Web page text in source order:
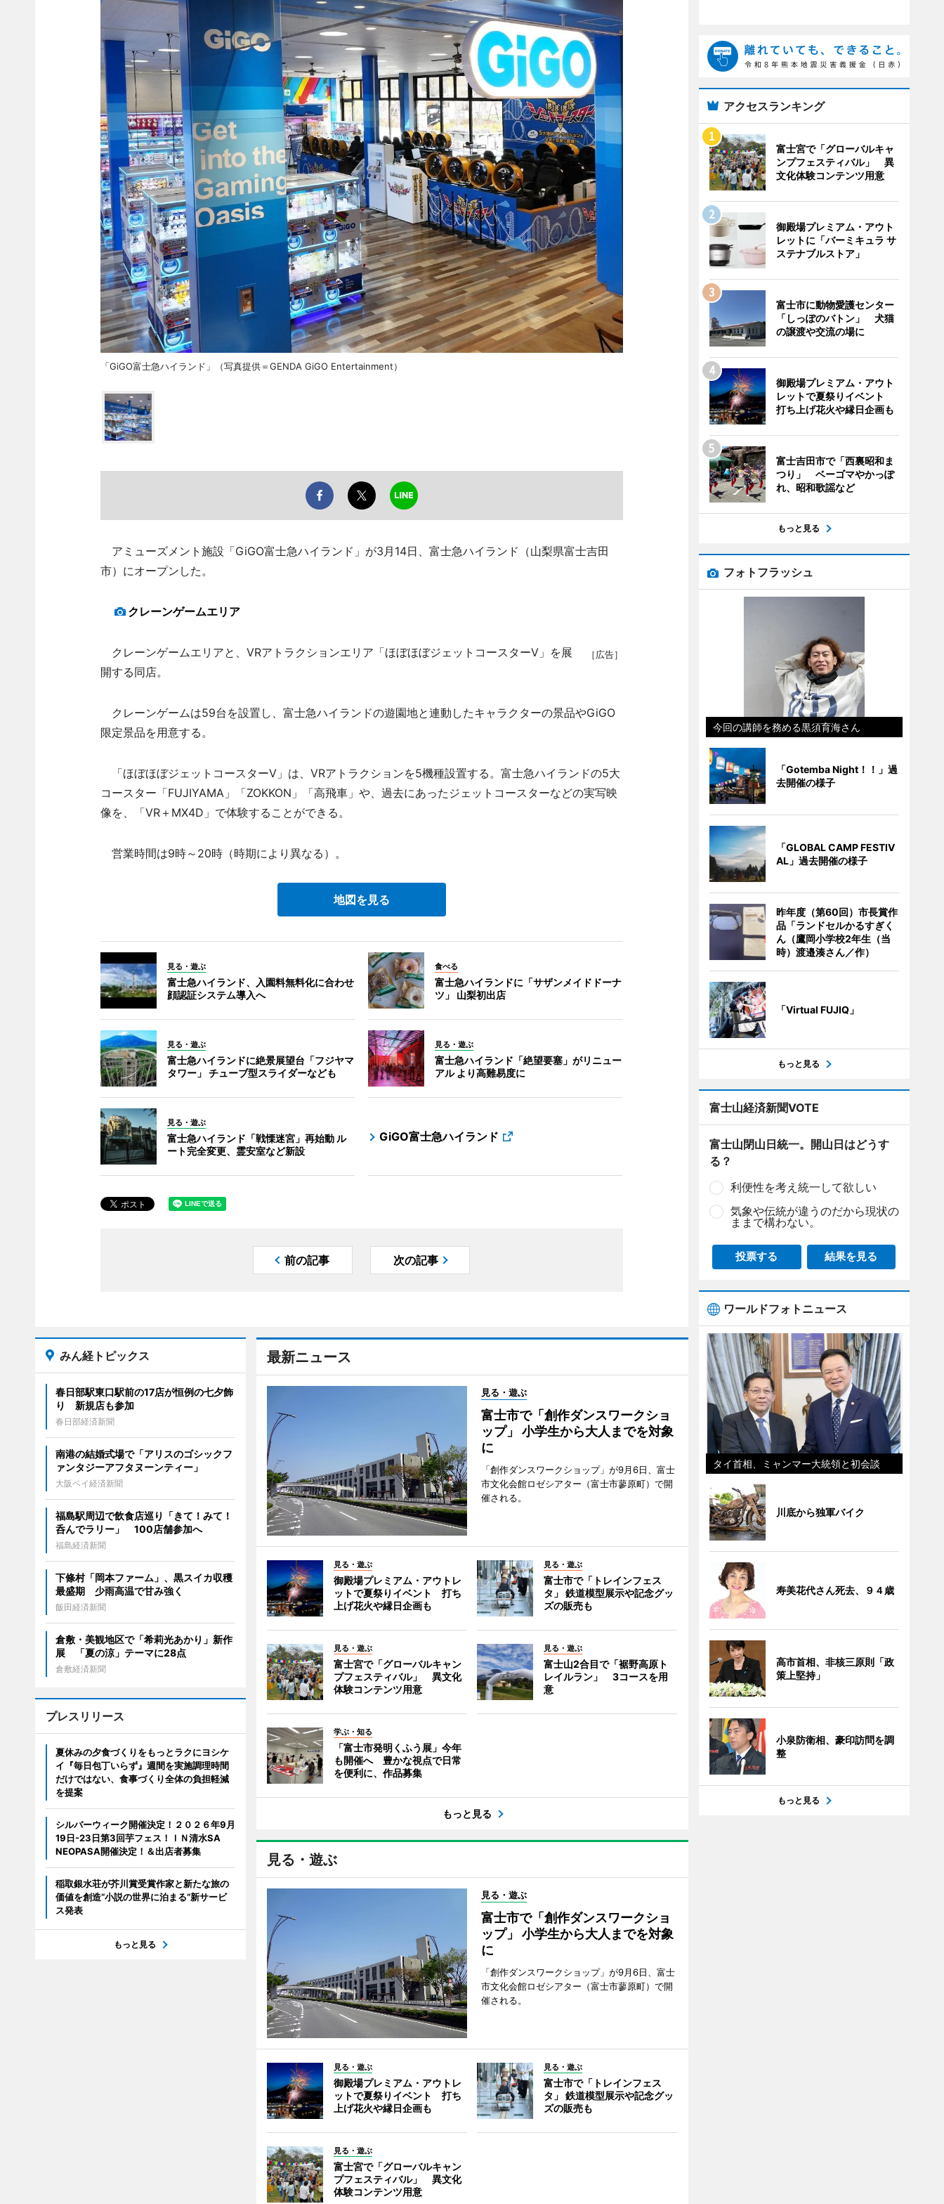
「GiGO富士急ハイランド」（写真提供＝GENDA GiGO Entertainment）
アミューズメント施設「GiGO富士急ハイランド」が3月14日、富士急ハイランド（山梨県富士吉田
市）にオープンした。
クレーンゲームエリア
［広告］
クレーンゲームエリアと、VRアトラクションエリア「ほぼほぼジェットコースターV」を展
開する同店。
クレーンゲームは59台を設置し、富士急ハイランドの遊園地と連動したキャラクターの景品やGiGO
限定景品を用意する。
「ほぼほぼジェットコースターV」は、VRアトラクションを5機種設置する。富士急ハイランドの5大
コースター「FUJIYAMA」「ZOKKON」「高飛車」や、過去にあったジェットコースターなどの実写映
像を、「VR＋MX4D」で体験することができる。
営業時間は9時～20時（時期により異なる）。
地図を見る
見る・遊ぶ
富士急ハイランド、入園料無料化に合わせ
顔認証システム導入へ
食べる
富士急ハイランドに「サザンメイドドーナ
ツ」 山梨初出店
見る・遊ぶ
富士急ハイランドに絶景展望台「フジヤマ
タワー」 チューブ型スライダーなども
見る・遊ぶ
富士急ハイランド「絶望要塞」がリニュー
アル より高難易度に
見る・遊ぶ
富士急ハイランド「戦慄迷宮」再始動 ル
ート完全変更、霊安室など新設
GiGO富士急ハイランド
前の記事 次の記事
最新ニュース
見る・遊ぶ
富士市で「創作ダンスワークショ
ップ」 小学生から大人までを対象
に
「創作ダンスワークショップ」が9月6日、富士
市文化会館ロゼシアター（富士市蓼原町）で開
催される。
見る・遊ぶ
御殿場プレミアム・アウトレ
ットで夏祭りイベント 打ち
上げ花火や縁日企画も
見る・遊ぶ
富士市で「トレインフェス
タ」 鉄道模型展示や記念グッ
ズの販売も
見る・遊ぶ
富士宮で「グローバルキャン
プフェスティバル」 異文化
体験コンテンツ用意
見る・遊ぶ
富士山2合目で「裾野高原ト
レイルラン」 3コースを用
意
学ぶ・知る
「富士市発明くふう展」今年
も開催へ 豊かな視点で日常
を便利に、作品募集
もっと見る
見る・遊ぶ
見る・遊ぶ
富士市で「創作ダンスワークショ
ップ」 小学生から大人までを対象
に
「創作ダンスワークショップ」が9月6日、富士
市文化会館ロゼシアター（富士市蓼原町）で開
催される。
見る・遊ぶ
御殿場プレミアム・アウトレ
ットで夏祭りイベント 打ち
上げ花火や縁日企画も
見る・遊ぶ
富士市で「トレインフェス
タ」 鉄道模型展示や記念グッ
ズの販売も
見る・遊ぶ
富士宮で「グローバルキャン
プフェスティバル」 異文化
体験コンテンツ用意
みん経トピックス
春日部駅東口駅前の17店が恒例の七夕飾
り 新規店も参加
春日部経済新聞
南港の結婚式場で「アリスのゴシックフ
ァンタジーアフタヌーンティー」
大阪ベイ経済新聞
福島駅周辺で飲食店巡り「きて！みて！
呑んでラリー」 100店舗参加へ
福島経済新聞
下條村「岡本ファーム」、黒スイカ収穫
最盛期 少雨高温で甘み強く
飯田経済新聞
倉敷・美観地区で「希莉光あかり」新作
展 「夏の涼」テーマに28点
倉敷経済新聞
プレスリリース
夏休みの夕食づくりをもっとラクにヨシケ
イ『毎日包丁いらず』週間を実施調理時間
だけではない、食事づくり全体の負担軽減
を提案
シルバーウィーク開催決定！２０２６年9月
19日-23日第3回芋フェス！ＩＮ清水SA
NEOPASA開催決定！＆出店者募集
稲取銀水荘が芥川賞受賞作家と新たな旅の
価値を創造“小説の世界に泊まる”新サービ
ス発表
もっと見る
アクセスランキング
富士宮で「グローバルキャ
ンプフェスティバル」 異
文化体験コンテンツ用意
御殿場プレミアム・アウト
レットに「バーミキュラ サ
ステナブルストア」
富士市に動物愛護センター
「しっぽのバトン」 犬猫
の譲渡や交流の場に
御殿場プレミアム・アウト
レットで夏祭りイベント
打ち上げ花火や縁日企画も
富士吉田市で「西裏昭和ま
つり」 ベーゴマやかっぽ
れ、昭和歌謡など
もっと見る
フォトフラッシュ
今回の講師を務める黒須育海さん
「Gotemba Night！！」過
去開催の様子
「GLOBAL CAMP FESTIV
AL」過去開催の様子
昨年度（第60回）市長賞作
品「ランドセルかるすぎく
ん（鷹岡小学校2年生（当
時）渡邉湊さん／作）
「Virtual FUJIQ」
もっと見る
富士山経済新聞VOTE
富士山閉山日統一。開山日はどうす
る？
利便性を考え統一して欲しい
気象や伝統が違うのだから現状の
ままで構わない。
投票する 結果を見る
ワールドフォトニュース
タイ首相、ミャンマー大統領と初会談
川底から独軍バイク
寿美花代さん死去、９４歳
高市首相、非核三原則「政
策上堅持」
小泉防衛相、豪印訪問を調
整
もっと見る